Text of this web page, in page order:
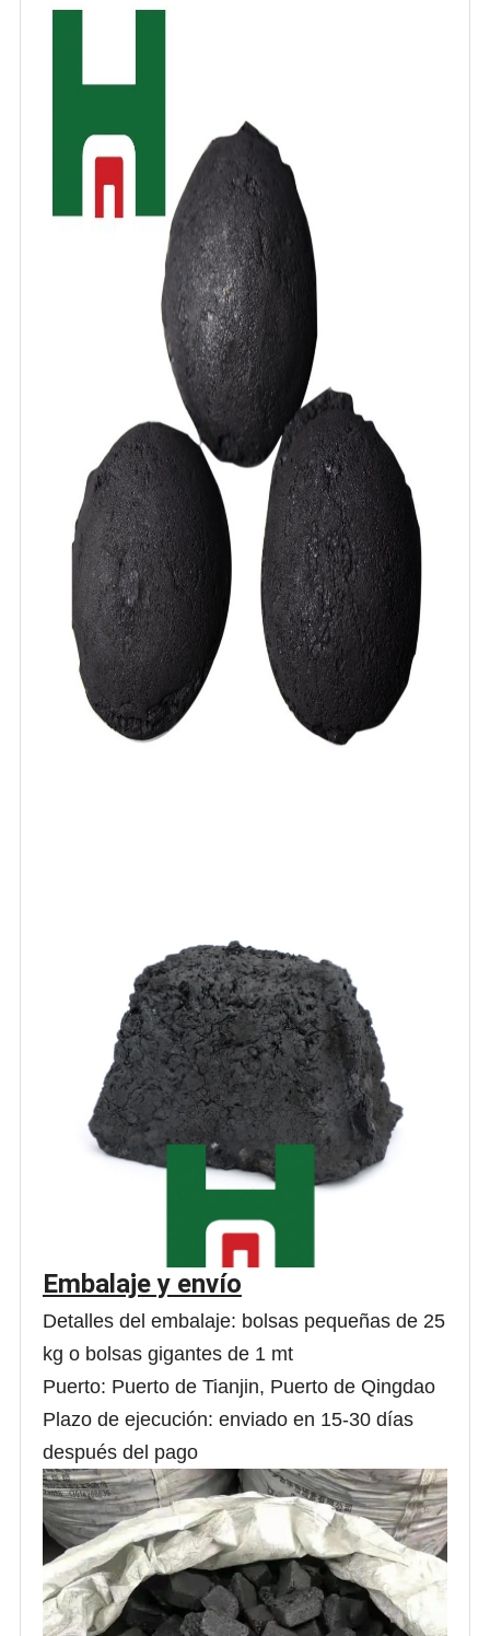
Embalaje y envío
Detalles del embalaje: bolsas pequeñas de 25
kg o bolsas gigantes de 1 mt
Puerto: Puerto de Tianjin, Puerto de Qingdao
Plazo de ejecución: enviado en 15-30 días
después del pago